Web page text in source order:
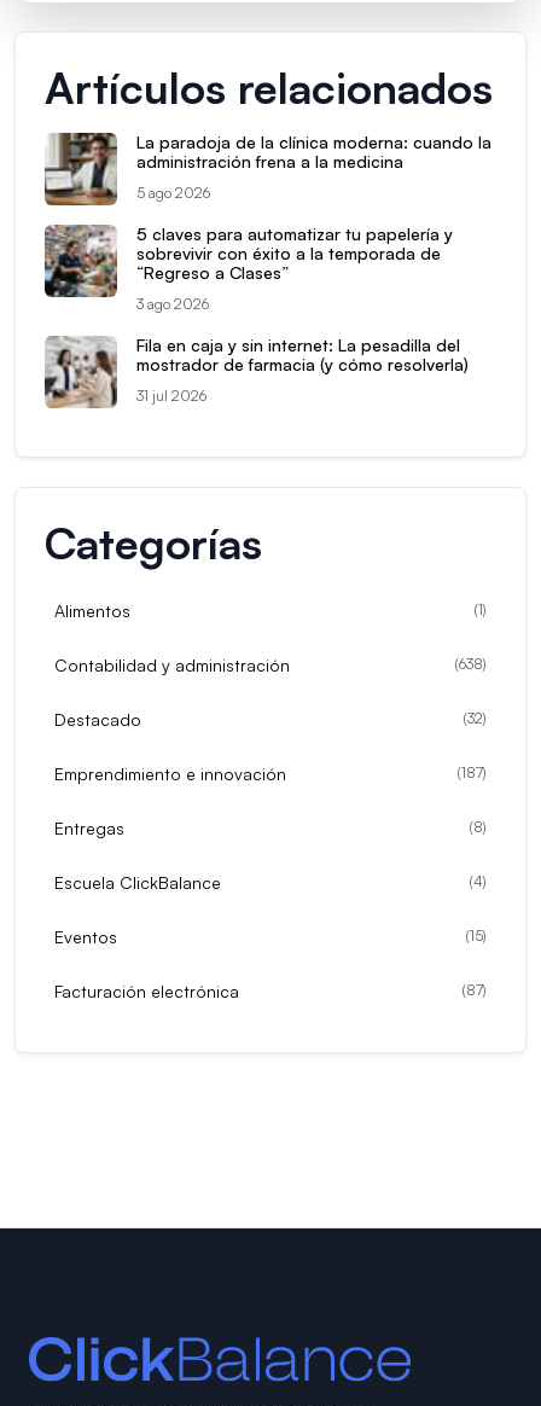
Artículos relacionados
La paradoja de la clínica moderna: cuando la
administración frena a la medicina
5 ago 2026
5 claves para automatizar tu papelería y
sobrevivir con éxito a la temporada de
“Regreso a Clases”
3 ago 2026
Fila en caja y sin internet: La pesadilla del
mostrador de farmacia (y cómo resolverla)
31 jul 2026
Categorías
Alimentos (1)
Contabilidad y administración (638)
Destacado (32)
Emprendimiento e innovación (187)
Entregas (8)
Escuela ClickBalance (4)
Eventos (15)
Facturación electrónica (87)